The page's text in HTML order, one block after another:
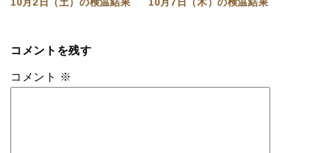
コメントを残す
コメント ※